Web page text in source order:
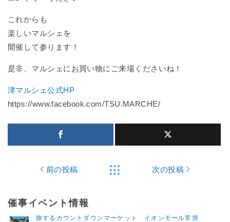
これからも
楽しいマルシェを
開催して参ります！
是非、マルシェにお買い物にご来場くださいね！
津マルシェ公式HP
https://www.facebook.com/TSU.MARCHE/
前の投稿 次の投稿
催事イベント情報
旅するカウントダウンマーケット イオンモール常滑